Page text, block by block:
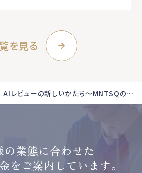
を見る
AIレビューの新しいかたち～MNTSQの目指す将来像～
の業態に合わせた
をご案内しています。